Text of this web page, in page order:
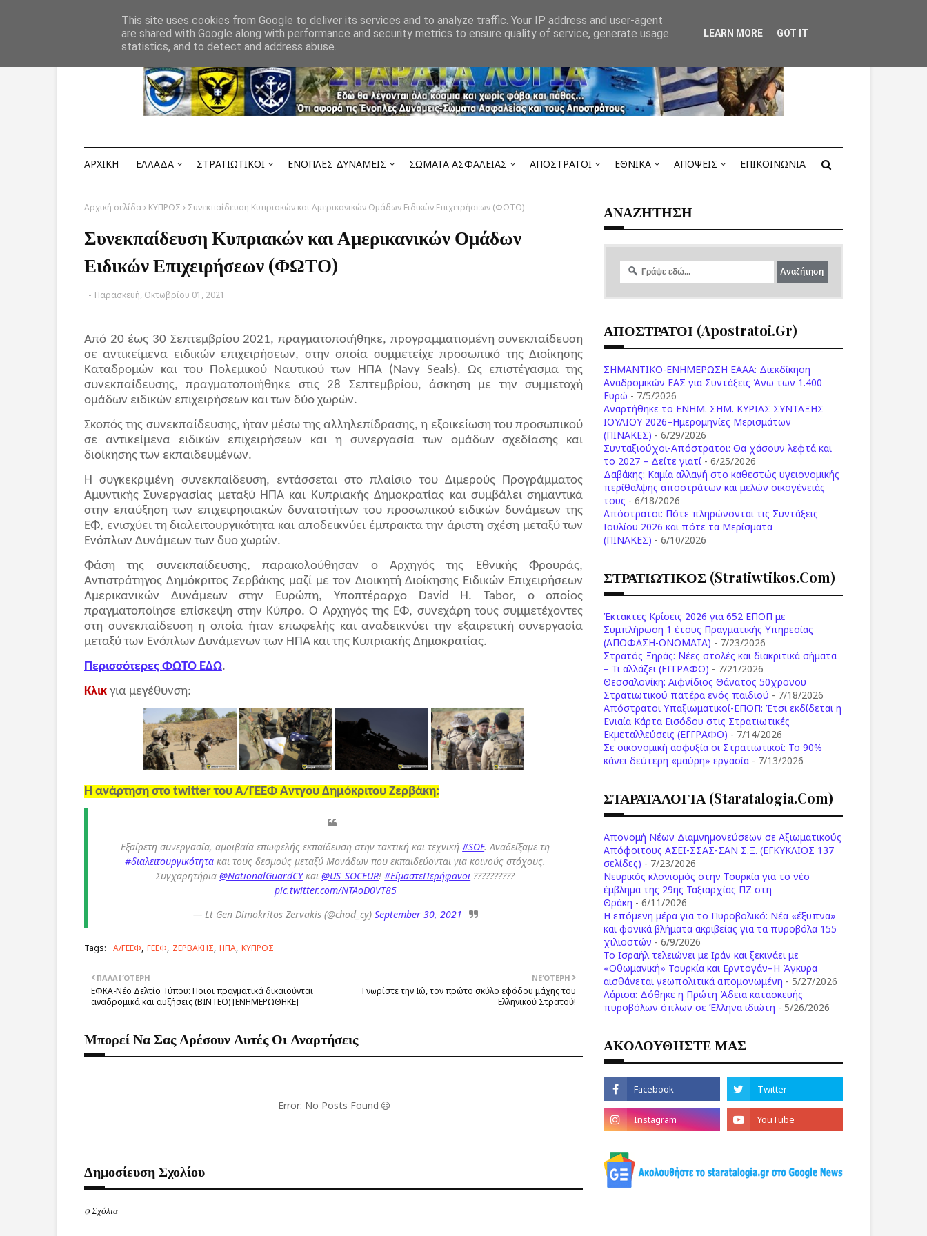
ΑΡΧΙΚΗ ΕΛΛΑΔΑ ΣΤΡΑΤΙΩΤΙΚΟΙ ΕΝΟΠΛΕΣ ΔΥΝΑΜΕΙΣ ΣΩΜΑΤΑ ΑΣΦΑΛΕΙΑΣ ΑΠΟΣΤΡΑΤΟΙ ΕΘΝΙΚΑ ΑΠΟΨΕΙΣ ΕΠΙΚΟΙΝΩΝΙΑ
Αρχική σελίδα ΚΥΠΡΟΣ Συνεκπαίδευση Κυπριακών και Αμερικανικών Ομάδων Ειδικών Επιχειρήσεων (ΦΩΤΟ)
Συνεκπαίδευση Κυπριακών και Αμερικανικών Ομάδων
Ειδικών Επιχειρήσεων (ΦΩΤΟ)
- Παρασκευή, Οκτωβρίου 01, 2021
Από 20 έως 30 Σεπτεμβρίου 2021, πραγματοποιήθηκε, προγραμματισμένη συνεκπαίδευση
σε αντικείμενα ειδικών επιχειρήσεων, στην οποία συμμετείχε προσωπικό της Διοίκησης
Καταδρομών και του Πολεμικού Ναυτικού των ΗΠΑ (Navy Seals). Ως επιστέγασμα της
συνεκπαίδευσης, πραγματοποιήθηκε στις 28 Σεπτεμβρίου, άσκηση με την συμμετοχή
ομάδων ειδικών επιχειρήσεων και των δύο χωρών.
Σκοπός της συνεκπαίδευσης, ήταν μέσω της αλληλεπίδρασης, η εξοικείωση του προσωπικού
σε αντικείμενα ειδικών επιχειρήσεων και η συνεργασία των ομάδων σχεδίασης και
διοίκησης των εκπαιδευμένων.
Η συγκεκριμένη συνεκπαίδευση, εντάσσεται στο πλαίσιο του Διμερούς Προγράμματος
Αμυντικής Συνεργασίας μεταξύ ΗΠΑ και Κυπριακής Δημοκρατίας και συμβάλει σημαντικά
στην επαύξηση των επιχειρησιακών δυνατοτήτων του προσωπικού ειδικών δυνάμεων της
ΕΦ, ενισχύει τη διαλειτουργικότητα και αποδεικνύει έμπρακτα την άριστη σχέση μεταξύ των
Ενόπλων Δυνάμεων των δυο χωρών.
Φάση της συνεκπαίδευσης, παρακολούθησαν o Αρχηγός της Εθνικής Φρουράς,
Αντιστράτηγος Δημόκριτος Ζερβάκης μαζί με τον Διοικητή Διοίκησης Ειδικών Επιχειρήσεων
Αμερικανικών Δυνάμεων στην Ευρώπη, Υποπτέραρχο David H. Tabor, ο οποίος
πραγματοποίησε επίσκεψη στην Κύπρο. Ο Αρχηγός της ΕΦ, συνεχάρη τους συμμετέχοντες
στη συνεκπαίδευση η οποία ήταν επωφελής και αναδεικνύει την εξαιρετική συνεργασία
μεταξύ των Ενόπλων Δυνάμενων των ΗΠΑ και της Κυπριακής Δημοκρατίας.
Περισσότερες ΦΩΤΟ ΕΔΩ.
Κλικ για μεγέθυνση:
Η ανάρτηση στο twitter του Α/ΓΕΕΦ Αντγου Δημόκριτου Ζερβάκη:
Εξαίρετη συνεργασία, αμοιβαία επωφελής εκπαίδευση στην τακτική και τεχνική#SOF. Αναδείξαμε τη
#διαλειτουργικότητα και τους δεσμούς μεταξύ Μονάδων που εκπαιδεύονται για κοινούς στόχους.
Συγχαρητήρια@NationalGuardCYκαι@US_SOCEUR!#ΕίμαστεΠερήφανοι ??????????
pic.twitter.com/NTAoD0VT85
— Lt Gen Dimokritos Zervakis (@chod_cy) September 30, 2021
Tags: Α/ΓΕΕΦ ΓΕΕΦ ΖΕΡΒΑΚΗΣ ΗΠΑ ΚΥΠΡΟΣ
ΝΕΌΤΕΡΗ
Γνωρίστε την Ιώ, τον πρώτο σκύλο εφόδου μάχης του
Ελληνικού Στρατού!
ΠΑΛΑΙΌΤΕΡΗ
ΕΦΚΑ-Νέο Δελτίο Τύπου: Ποιοι πραγματικά δικαιούνται
αναδρομικά και αυξήσεις (ΒΙΝΤΕΟ) [ΕΝΗΜΕΡΩΘΗΚΕ]
Μπορεί Να Σας Αρέσουν Αυτές Οι Αναρτήσεις
Error: No Posts Found
Δημοσίευση Σχολίου
0 Σχόλια
ΑΝΑΖΗΤΗΣΗ
ΑΠΟΣΤΡΑΤΟΙ (apostratoi.gr)
ΣΗΜΑΝΤΙΚΟ-ΕΝΗΜΕΡΩΣΗ ΕΑΑΑ: Διεκδίκηση
Αναδρομικών ΕΑΣ για Συντάξεις Άνω των 1.400
Ευρώ - 7/5/2026
Aναρτήθηκε το ENHM. ΣΗΜ. ΚΥΡΙΑΣ ΣΥΝΤΑΞΗΣ
ΙΟΥΛΙΟΥ 2026–Ημερομηνίες Μερισμάτων
(ΠΙΝΑΚΕΣ) - 6/29/2026
Συνταξιούχοι-Απόστρατοι: Θα χάσουν λεφτά και
το 2027 – Δείτε γιατί - 6/25/2026
Δαβάκης: Καμία αλλαγή στο καθεστώς υγειονομικής
περίθαλψης αποστράτων και μελών οικογένειάς
τους - 6/18/2026
Aπόστρατοι: Πότε πληρώνονται τις Συντάξεις
Ιουλίου 2026 και πότε τα Μερίσματα
(ΠΙΝΑΚΕΣ) - 6/10/2026
ΣΤΡΑΤΙΩΤΙΚΟΣ (stratiwtikos.com)
Έκτακτες Κρίσεις 2026 για 652 ΕΠΟΠ με
Συμπλήρωση 1 έτους Πραγματικής Υπηρεσίας
(ΑΠΟΦΑΣΗ-ONOMATA) - 7/23/2026
Στρατός Ξηράς: Νέες στολές και διακριτικά σήματα
– Τι αλλάζει (ΕΓΓΡΑΦΟ) - 7/21/2026
Θεσσαλονίκη: Αιφνίδιος Θάνατος 50χρονου
Στρατιωτικού πατέρα ενός παιδιού - 7/18/2026
Απόστρατοι Υπαξιωματικοί-ΕΠΟΠ: Έτσι εκδίδεται η
Ενιαία Κάρτα Εισόδου στις Στρατιωτικές
Εκμεταλλεύσεις (ΕΓΓΡΑΦΟ) - 7/14/2026
Σε οικονομική ασφυξία οι Στρατιωτικοί: Το 90%
κάνει δεύτερη «μαύρη» εργασία - 7/13/2026
ΣΤΑΡΑΤΑΛΟΓΙΑ (staratalogia.com)
Απονομή Νέων Διαμνημονεύσεων σε Αξιωματικούς
Απόφοιτους ΑΣΕΙ-ΣΣΑΣ-ΣΑΝ Σ.Ξ. (ΕΓΚΥΚΛΙΟΣ 137
σελίδες) - 7/23/2026
Νευρικός κλονισμός στην Τουρκία για το νέο
έμβλημα της 29ης Ταξιαρχίας ΠΖ στη
Θράκη - 6/11/2026
Η επόμενη μέρα για το Πυροβολικό: Νέα «έξυπνα»
και φονικά βλήματα ακριβείας για τα πυροβόλα 155
χιλιοστών - 6/9/2026
Το Ισραήλ τελειώνει με Ιράν και ξεκινάει με
«Οθωμανική» Τουρκία και Ερντογάν–Η Άγκυρα
αισθάνεται γεωπολιτικά απομονωμένη - 5/27/2026
Λάρισα: Δόθηκε η Πρώτη Άδεια κατασκευής
πυροβόλων όπλων σε Έλληνα ιδιώτη - 5/26/2026
ΑΚΟΛΟΥΘΗΣΤΕ ΜΑΣ
This site uses cookies from Google to deliver its services and to analyze traffic. Your IP address and user-agent
are shared with Google along with performance and security metrics to ensure quality of service, generate usage
statistics, and to detect and address abuse.
LEARN MORE GOT IT